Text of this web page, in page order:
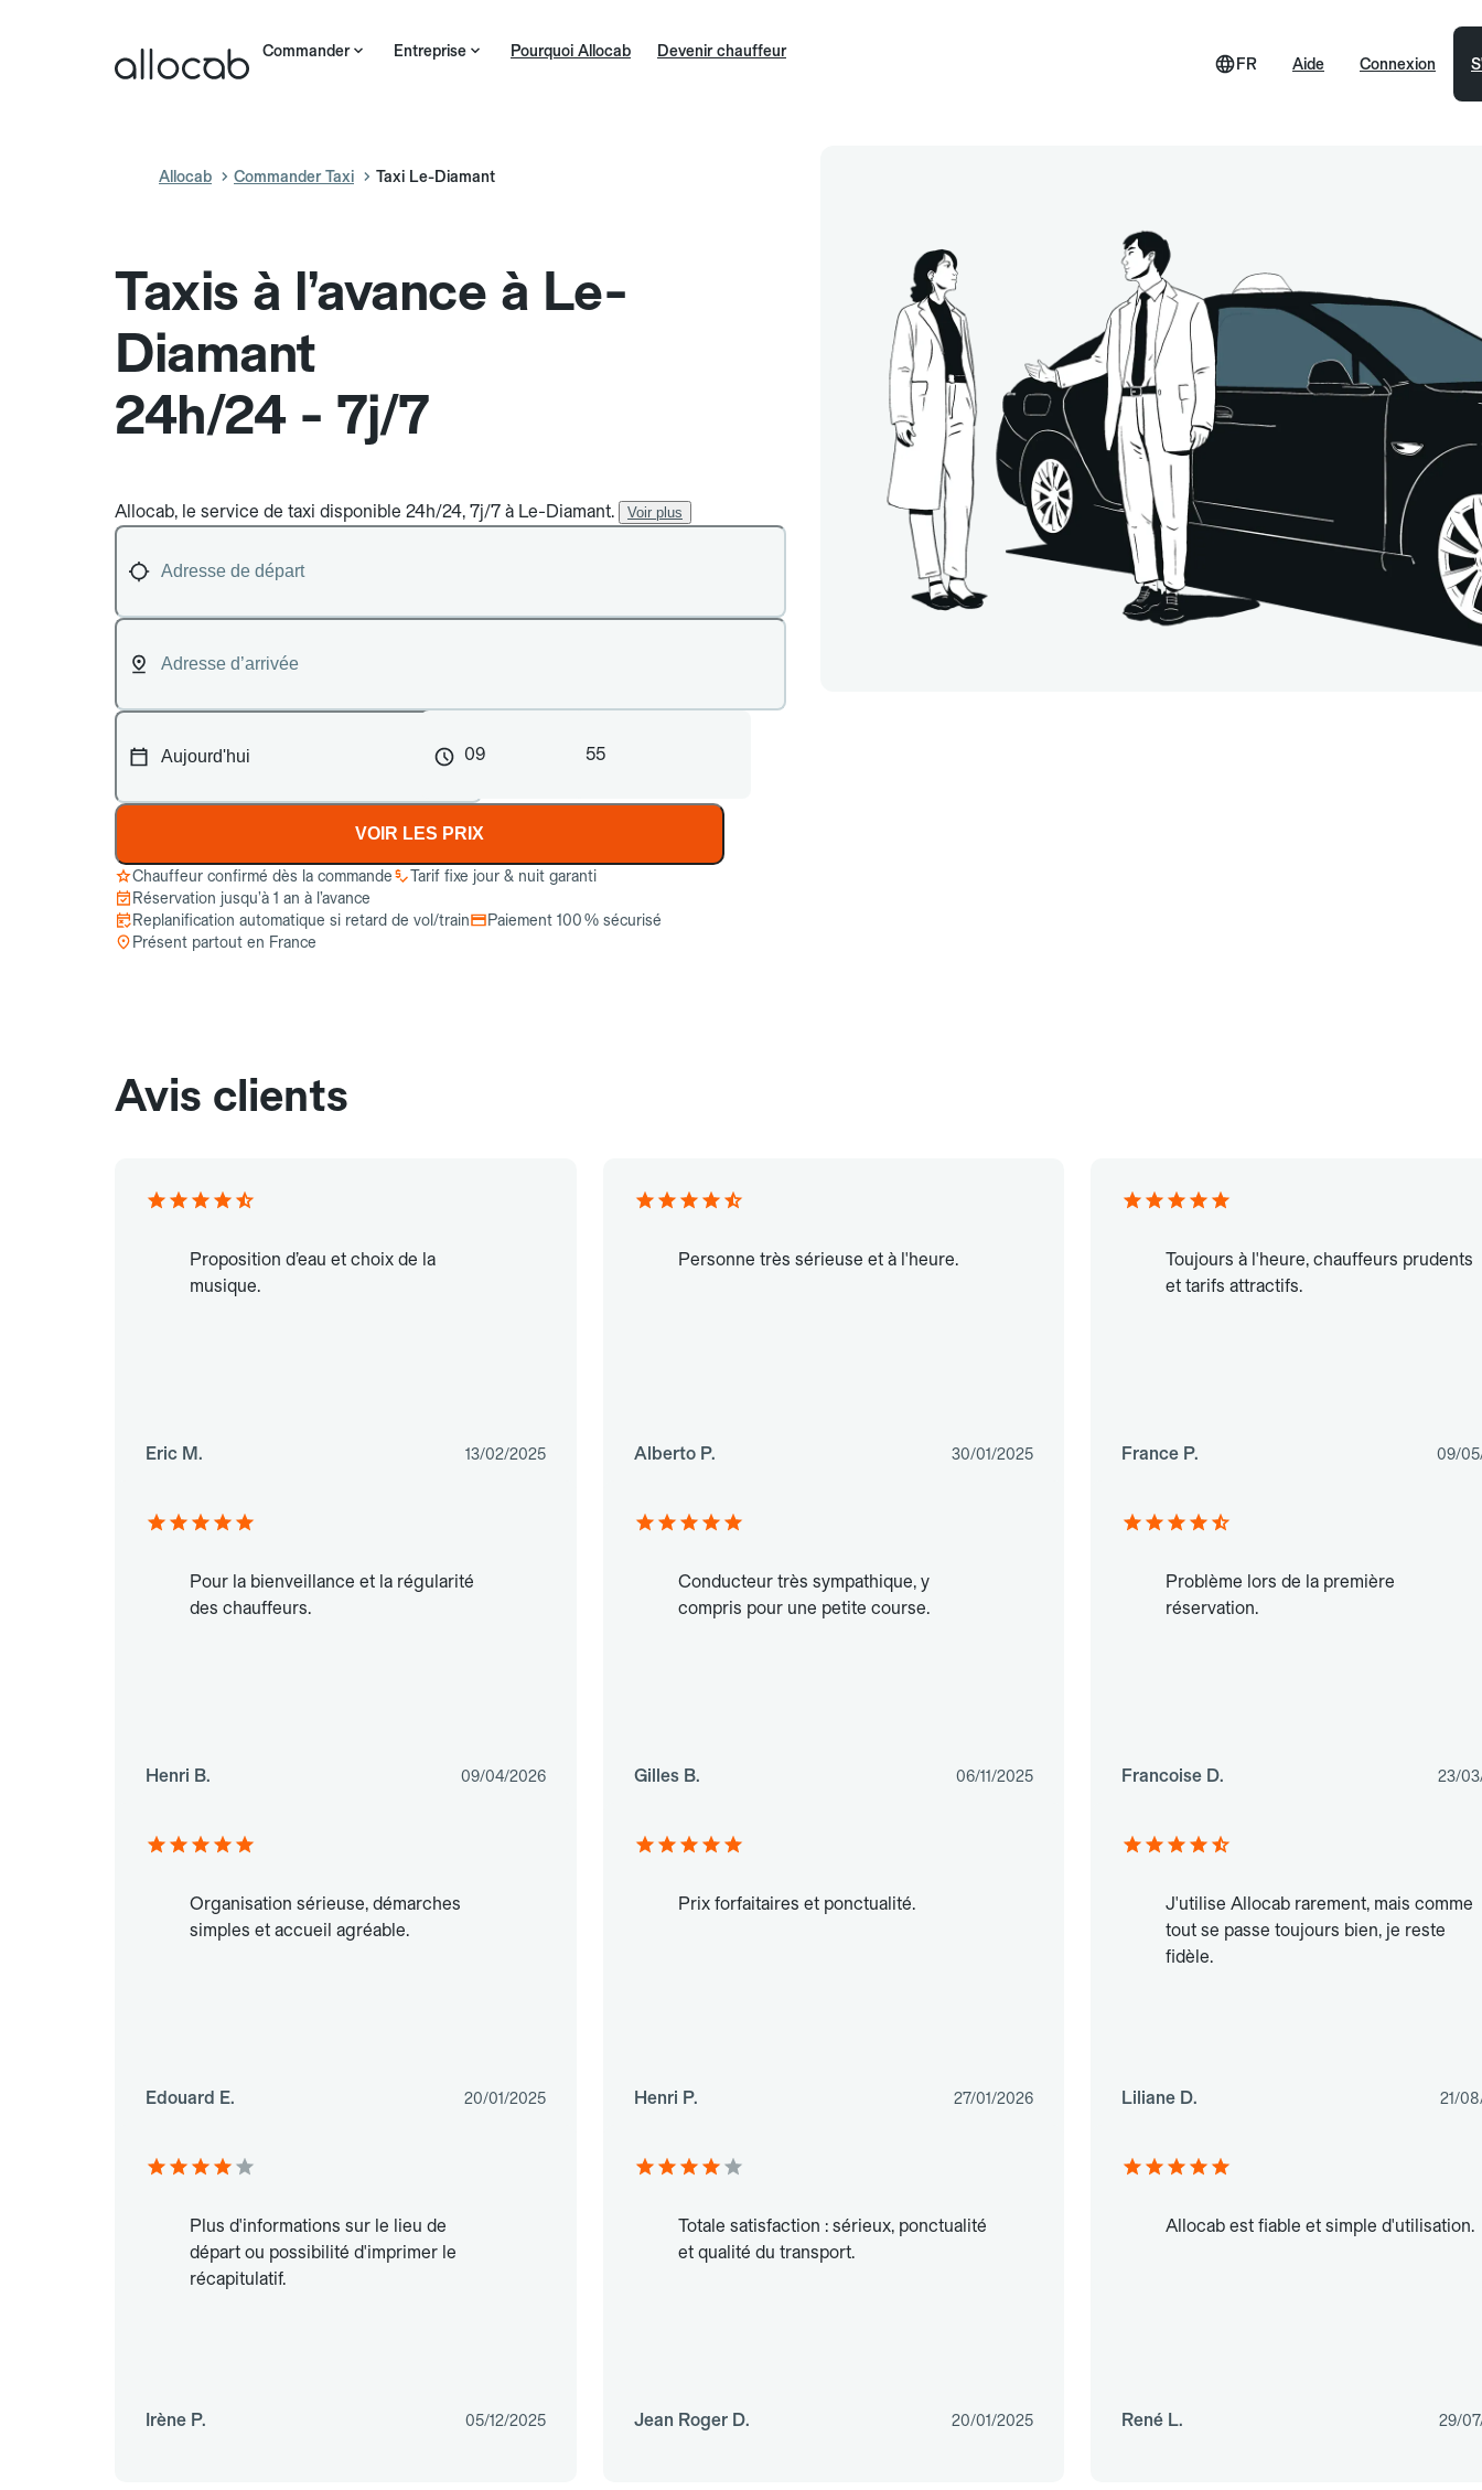
Commander Entreprise Pourquoi Allocab Devenir chauffeur
Aide
FR Connexion
Allocab Commander Taxi Taxi Le-Diamant
Taxis à l’avance à Le-
Diamant
24h/24 - 7j/7
Allocab, le service de taxi disponible 24h/24, 7j/7 à Le-Diamant. Voir plus
09 55
VOIR LES PRIX
Chauffeur confirmé dès la commande
Tarif fixe jour & nuit garanti
Réservation jusqu’à 1 an à l’avance
Replanification automatique si retard de vol/train
Paiement 100 % sécurisé
Présent partout en France
Avis clients
Proposition d’eau et choix de la
musique.
Eric M. 13/02/2025
Personne très sérieuse et à l'heure.
Alberto P. 30/01/2025
Toujours à l'heure, chauffeurs prudents
et tarifs attractifs.
France P. 09/
Pour la bienveillance et la régularité
des chauffeurs.
Henri B. 09/04/2026
Conducteur très sympathique, y
compris pour une petite course.
Gilles B. 06/11/2025
Problème lors de la première
réservation.
Francoise D. 23/
Organisation sérieuse, démarches
simples et accueil agréable.
Edouard E. 20/01/2025
Prix forfaitaires et ponctualité.
Henri P. 27/01/2026
J'utilise Allocab rarement, mais comme
tout se passe toujours bien, je reste
fidèle.
Liliane D. 21/
Plus d'informations sur le lieu de
départ ou possibilité d'imprimer le
récapitulatif.
Irène P. 05/12/2025
Totale satisfaction : sérieux, ponctualité
et qualité du transport.
Jean Roger D. 20/01/2025
Allocab est fiable et simple d'utilisation.
René L. 29/